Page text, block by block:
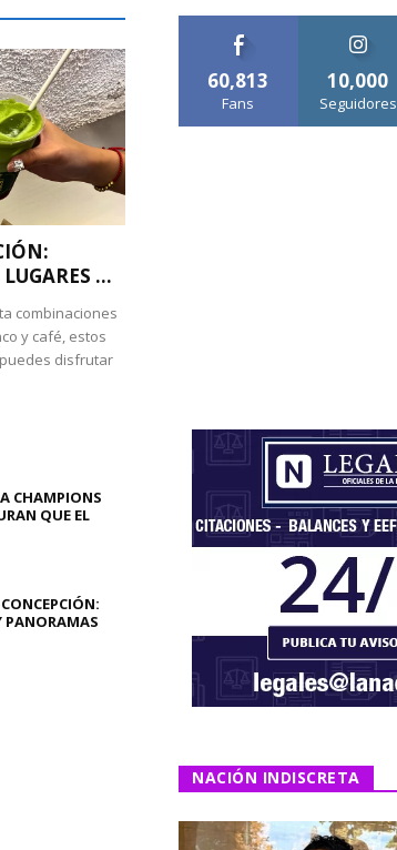
...
combinaciones
y café, estos
disfrutar
CHAMPIONS
QUE EL
PANORAMAS
60,813
Fans
10,000
Seguidores
NACIÓN INDISCRETA